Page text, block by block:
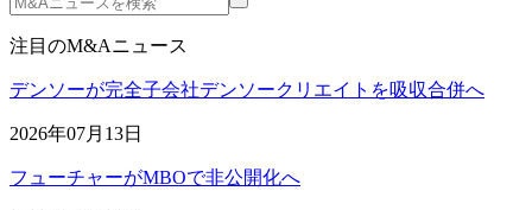
注目のM&Aニュース
デンソーが完全子会社デンソークリエイトを吸収合併へ
2026年07月13日
フューチャーがMBOで非公開化へ